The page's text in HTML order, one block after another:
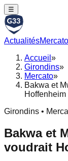
☰
ActualitésMercato
Accueil »
Girondins»
Mercato»
Bakwa et
Hoffenheim
Girondins •
Bakwa et
voudrait